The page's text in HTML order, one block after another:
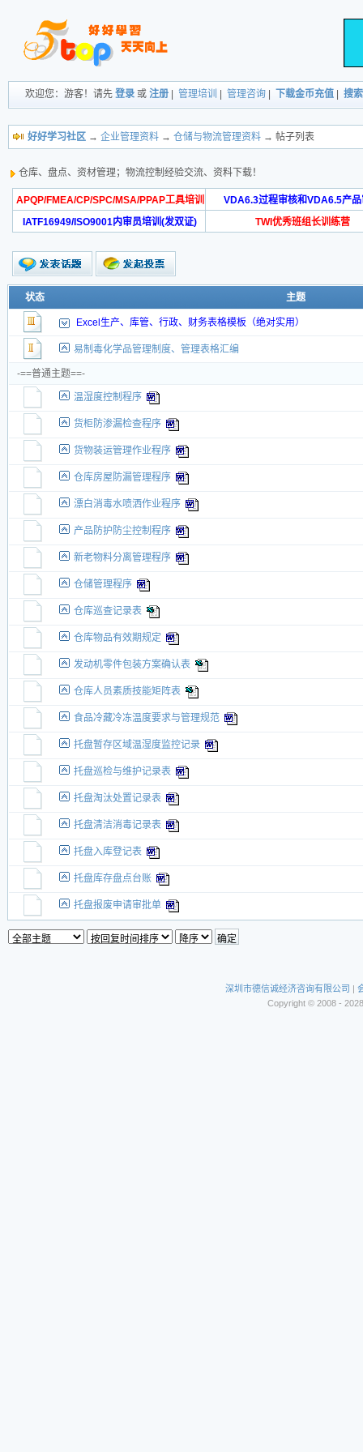
欢迎您：游客！请先 登录 或 注册 管理培训 管理咨询 下载金币充值 搜索
好好学习社区 → 企业管理资料 → 仓储与物流管理资料 → 帖子列表
仓库、盘点、资材管理；物流控制经验交流、资料下载！
APQP/FMEA/CP/SPC/MSA/PPAP工具培训
VDA6.3过程审核和VDA6.5产品
IATF16949/ISO9001内审员培训(发双证)
TWI优秀班组长训练营
状态 主题
Excel生产、库管、行政、财务表格模板（绝对实用）
易制毒化学品管理制度、管理表格汇编
-==普通主题==-
温湿度控制程序
货柜防渗漏检查程序
货物装运管理作业程序
仓库房屋防漏管理程序
漂白消毒水喷洒作业程序
产品防护防尘控制程序
新老物料分离管理程序
仓储管理程序
仓库巡查记录表
仓库物品有效期规定
发动机零件包装方案确认表
仓库人员素质技能矩阵表
食品冷藏冷冻温度要求与管理规范
托盘暂存区域温湿度监控记录
托盘巡检与维护记录表
托盘淘汰处置记录表
托盘清洁消毒记录表
托盘入库登记表
托盘库存盘点台账
托盘报废申请审批单
深圳市德信诚经济咨询有限公司 |
Copyright © 2008 -